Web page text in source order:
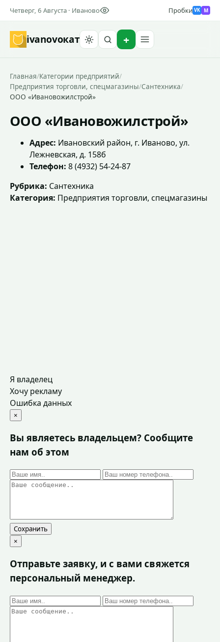
Четверг, 6 Августа · Иваново Пробки VK M
ivanovoкат
Главная/Категории предприятий/
Предприятия торговли, спецмагазины/Сантехника/
ООО «Ивановожилстрой»
ООО «Ивановожилстрой»
Адрес: Ивановский район, г. Иваново, ул.
Лежневская, д. 158б
Телефон: 8 (4932) 54-24-87
Рубрика: Сантехника
Категория: Предприятия торговли, спецмагазины
Я владелец
Хочу рекламу
Ошибка данных
×
Вы являетесь владельцем? Сообщите
нам об этом
Сохранить
×
Отправьте заявку, и с вами свяжется
персональный менеджер.